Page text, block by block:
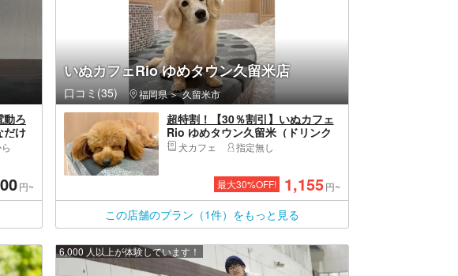
動ろ
だけ
は
円~
いぬカフェRio ゆめタウン久留米店
口コミ(35) 福岡県 久留米市
超特割！【30％割引】いぬカフェ
Rio ゆめタウン久留米（ドリンク
飲み放題＋犬おやつ付き）
犬カフェ 指定無し
最大30%OFF! 1,155円~
この店舗のプラン（1件）をもっと見る
6,000 人以上が体験しています！